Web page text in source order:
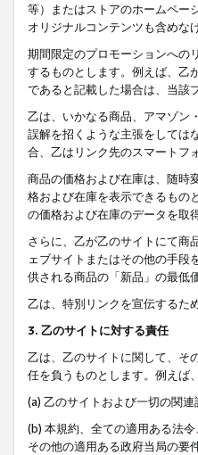
等）またはストアのホームペー
オリジナルコンテンツも含めな
期間限定のプロモーションへの
するものとします。例えば、乙
であると記載した場合は、当該
乙は、いかなる商品、アマゾン
誤解を招くような主張をしては
合、乙はリンク先のスマートフ
商品の価格および在庫は、随時
格および在庫を表示できるもの
の価格および在庫のデータを取得
さらに、乙が乙のサイトにて商
ェブサイトまたはその他の手
供される商品の「新品」の最低
乙は、特別リンクを宣伝するた
3. 乙のサイトに対する責任
乙は、乙のサイトに関して、そ
任を負うものとします。例えば
(a) 乙のサイトおよび一切の関連
(b) 本規約、全ての適用ある法
その他の適用ある政府当局の要